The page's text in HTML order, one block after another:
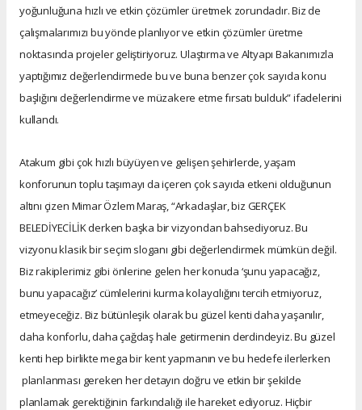
yoğunluğuna hızlı ve etkin çözümler üretmek zorundadır. Biz de
çalışmalarımızı bu yönde planlıyor ve etkin çözümler üretme
noktasında projeler geliştiriyoruz. Ulaştırma ve Altyapı Bakanımızla
yaptığımız değerlendirmede bu ve buna benzer çok sayıda konu
başlığını değerlendirme ve müzakere etme fırsatı bulduk” ifadelerini
kullandı.
Atakum gibi çok hızlı büyüyen ve gelişen şehirlerde, yaşam
konforunun toplu taşımayı da içeren çok sayıda etkeni olduğunun
altını çizen Mimar Özlem Maraş, “Arkadaşlar, biz GERÇEK
BELEDİYECİLİK derken başka bir vizyondan bahsediyoruz. Bu
vizyonu klasik bir seçim sloganı gibi değerlendirmek mümkün değil.
Biz rakiplerimiz gibi önlerine gelen her konuda ‘şunu yapacağız,
bunu yapacağız’ cümlelerini kurma kolaycılığını tercih etmiyoruz,
etmeyeceğiz. Biz bütünleşik olarak bu güzel kenti daha yaşanılır,
daha konforlu, daha çağdaş hale getirmenin derdindeyiz. Bu güzel
kenti hep birlikte mega bir kent yapmanın ve bu hedefe ilerlerken
planlanması gereken her detayın doğru ve etkin bir şekilde
planlamak gerektiğinin farkındalığı ile hareket ediyoruz. Hiçbir